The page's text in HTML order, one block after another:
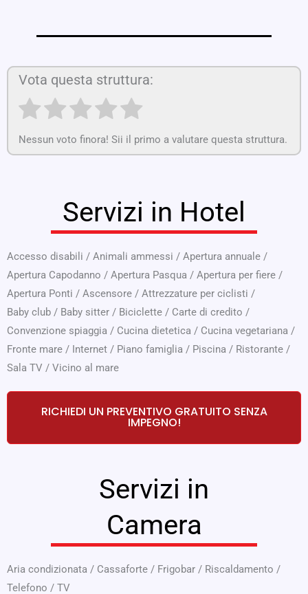
Vota questa struttura:
Nessun voto finora! Sii il primo a valutare questa struttura.
Servizi in Hotel
Accesso disabili / Animali ammessi / Apertura annuale /
Apertura Capodanno / Apertura Pasqua / Apertura per fiere /
Apertura Ponti / Ascensore / Attrezzature per ciclisti /
Baby club / Baby sitter / Biciclette / Carte di credito /
Convenzione spiaggia / Cucina dietetica / Cucina vegetariana /
Fronte mare / Internet / Piano famiglia / Piscina / Ristorante /
Sala TV / Vicino al mare
RICHIEDI UN PREVENTIVO GRATUITO SENZA
IMPEGNO!
Servizi in
Camera
Aria condizionata / Cassaforte / Frigobar / Riscaldamento /
Telefono / TV